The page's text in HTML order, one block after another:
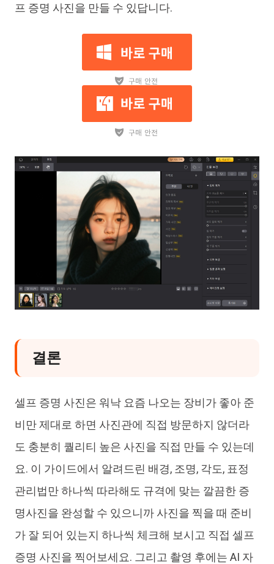
프 증명 사진을 만들 수 있답니다.
결론
셀프 증명 사진은 워낙 요즘 나오는 장비가 좋아 준
비만 제대로 하면 사진관에 직접 방문하지 않더라
도 충분히 퀄리티 높은 사진을 직접 만들 수 있는데
요. 이 가이드에서 알려드린 배경, 조명, 각도, 표정
관리법만 하나씩 따라해도 규격에 맞는 깔끔한 증
명사진을 완성할 수 있으니까 사진을 찍을 때 준비
가 잘 되어 있는지 하나씩 체크해 보시고 직접 셀프
증명 사진을 찍어보세요. 그리고 촬영 후에는 AI 자